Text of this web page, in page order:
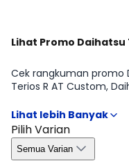
Lihat Promo
Cek rangkuman promo
Terios R AT Custom,
Custom, Daihatsu Terios
Daihatsu Terios X M/T,
Terios X ADS MT
ketinggalan info
Pilih Varian
Semua Varian